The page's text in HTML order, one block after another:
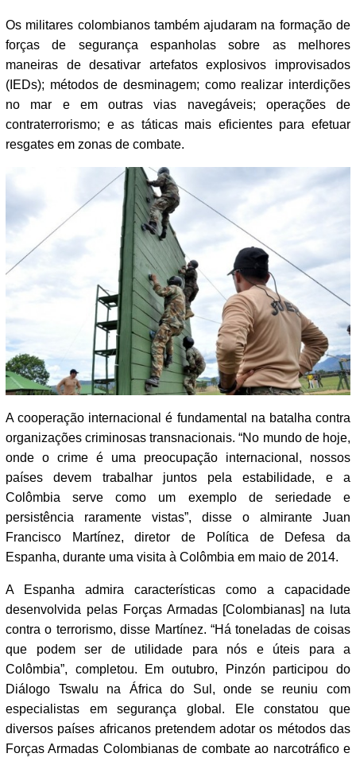
Os militares colombianos também ajudaram na formação de
forças de segurança espanholas sobre as melhores
maneiras de desativar artefatos explosivos improvisados
(IEDs); métodos de desminagem; como realizar interdições
no mar e em outras vias navegáveis; operações de
contraterrorismo; e as táticas mais eficientes para efetuar
resgates em zonas de combate.
A cooperação internacional é fundamental na batalha contra
organizações criminosas transnacionais. “No mundo de hoje,
onde o crime é uma preocupação internacional, nossos
países devem trabalhar juntos pela estabilidade, e a
Colômbia serve como um exemplo de seriedade e
persistência raramente vistas”, disse o almirante Juan
Francisco Martínez, diretor de Política de Defesa da
Espanha, durante uma visita à Colômbia em maio de 2014.
A Espanha admira características como a capacidade
desenvolvida pelas Forças Armadas [Colombianas] na luta
contra o terrorismo, disse Martínez. “Há toneladas de coisas
que podem ser de utilidade para nós e úteis para a
Colômbia”, completou. Em outubro, Pinzón participou do
Diálogo Tswalu na África do Sul, onde se reuniu com
especialistas em segurança global. Ele constatou que
diversos países africanos pretendem adotar os métodos das
Forças Armadas Colombianas de combate ao narcotráfico e